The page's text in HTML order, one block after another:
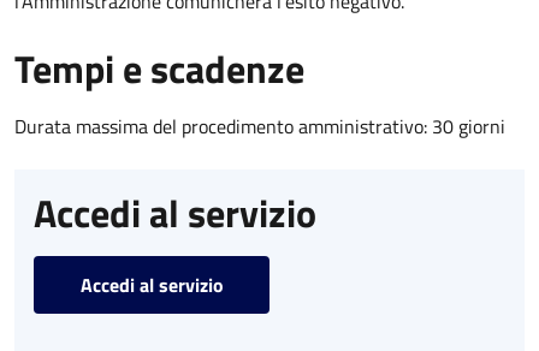
Tempi e scadenze
Durata massima del procedimento amministrativo: 30 giorni
Accedi al servizio
Accedi al servizio